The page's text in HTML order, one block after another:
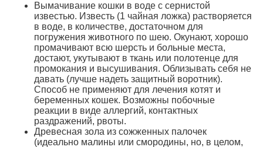
Вымачивание кошки в воде с сернистой
известью. Известь (1 чайная ложка) растворяется
в воде, в количестве, достаточном для
погружения животного по шею. Окунают, хорошо
промачивают всю шерсть и больные места,
достают, укутывают в ткань или полотенце для
промокания и высушивания. Облизывать себя не
давать (лучше надеть защитный воротник).
Способ не применяют для лечения котят и
беременных кошек. Возможны побочные
реакции в виде аллергий, контактных
раздражений, рвоты.
Древесная зола из сожженных палочек
(идеально малины или смородины, но, в целом,